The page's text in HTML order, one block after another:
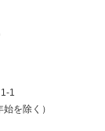
1
を除く）